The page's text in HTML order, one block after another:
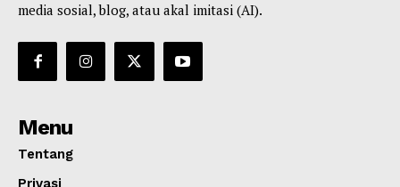
media sosial, blog, atau akal imitasi (AI).
Menu
Tentang
Privasi